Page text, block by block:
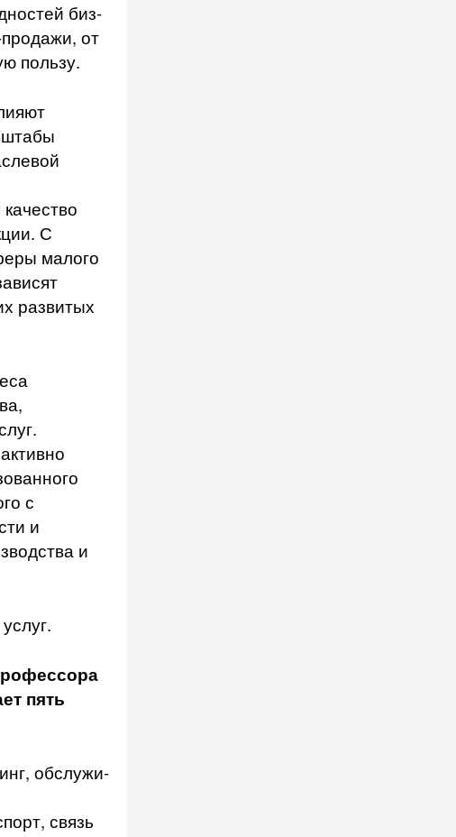
биз­
от
пользу.
С
малого
развитых
с
и
и
пять
обслужи­
связь